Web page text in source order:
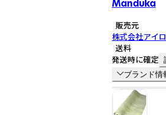
Manduka
販売元
株式会社アイ
送料
発送時に確定
ブランド情